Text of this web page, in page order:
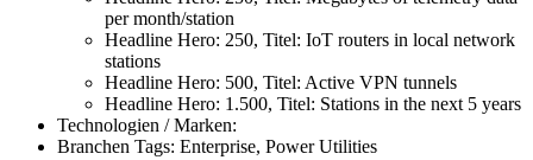
per month/station
Headline Hero: 250, Titel: IoT routers in local network
stations
Headline Hero: 500, Titel: Active VPN tunnels
Headline Hero: 1.500, Titel: Stations in the next 5 years
Technologien / Marken:
Branchen Tags: Enterprise, Power Utilities